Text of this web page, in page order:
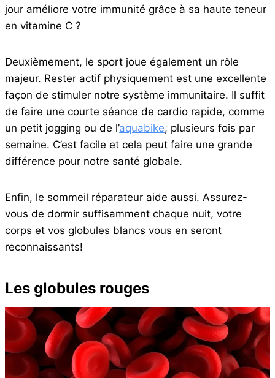
jour améliore votre immunité grâce à sa haute teneur
en vitamine C ?
Deuxièmement, le sport joue également un rôle
majeur. Rester actif physiquement est une excellente
façon de stimuler notre système immunitaire. Il suffit
de faire une courte séance de cardio rapide, comme
un petit jogging ou de l’aquabike, plusieurs fois par
semaine. C’est facile et cela peut faire une grande
différence pour notre santé globale.
Enfin, le sommeil réparateur aide aussi. Assurez-
vous de dormir suffisamment chaque nuit, votre
corps et vos globules blancs vous en seront
reconnaissants!
Les globules rouges